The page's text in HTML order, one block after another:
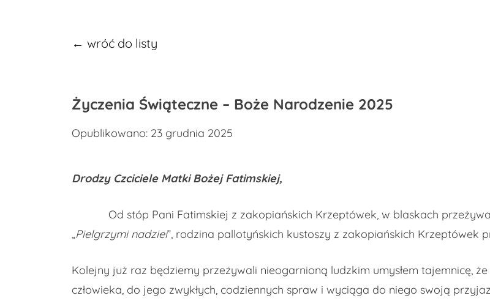
← wróć do listy
Życzenia Świąteczne – Boże Narodzenie 2025
Opublikowano: 23 grudnia 2025
Drodzy Czciciele Matki Bożej Fatimskiej,
Od stóp Pani Fatimskiej z zakopiańskich Krzeptówek, w blaskach
„Pielgrzymi nadziei”, rodzina pallotyńskich kustoszy z zakopiańskich Krzeptówek
Kolejny już raz będziemy przeżywali nieogarnioną ludzkim umysłem tajemnicę,
człowieka, do jego zwykłych, codziennych spraw i wyciąga do niego swoją